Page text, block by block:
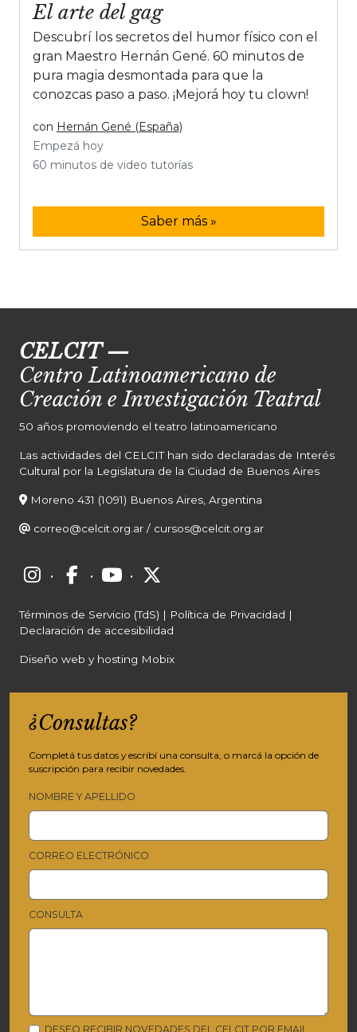
El arte del gag
Descubrí los secretos del humor físico con el
gran Maestro Hernán Gené. 60 minutos de
pura magia desmontada para que la
conozcas paso a paso. ¡Mejorá hoy tu clown!
con Hernán Gené (España)
Empezá hoy
60 minutos de video tutorías
Saber más »
CELCIT—
Centro Latinoamericano de
Creación e Investigación Teatral
50 años promoviendo el teatro latinoamericano
Las actividades del CELCIT han sido declaradas de Interés
Cultural por la Legislatura de la Ciudad de Buenos Aires
Moreno 431 (1091) Buenos Aires, Argentina
correo@celcit.org.ar / cursos@celcit.org.ar
· · ·
Términos de Servicio (TdS) | Política de Privacidad |
Declaración de accesibilidad
Diseño web y hosting Mobix
¿Consultas?
Completá tus datos y escribí una consulta, o marcá la opción de
suscripción para recibir novedades.
NOMBRE Y APELLIDO
CORREO ELECTRÓNICO
CONSULTA
DESEO RECIBIR NOVEDADES DEL CELCIT POR EMAIL